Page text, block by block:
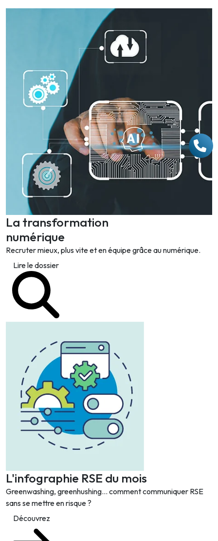
La transformation
numérique
Recruter mieux, plus vite et en équipe grâce au numérique.
Lire le dossier
L'infographie RSE du mois
Greenwashing, greenhushing… comment communiquer RSE
sans se mettre en risque ?
Découvrez